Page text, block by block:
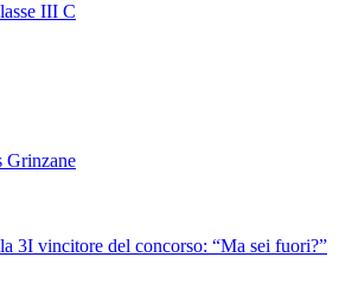
III C
Grinzane
3I vincitore del concorso: “Ma sei fuori?”